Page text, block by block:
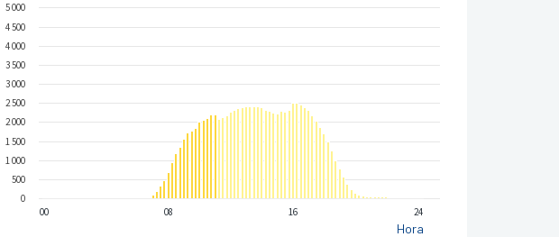
Hora
00 08 16 24
0
500
1 000
1 500
2 000
2 500
3 000
3 500
4 000
4 500
5 000